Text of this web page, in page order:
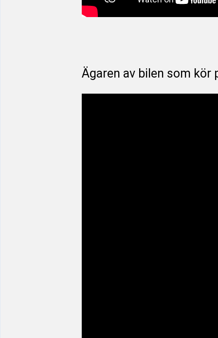
Ägaren av bilen som kör